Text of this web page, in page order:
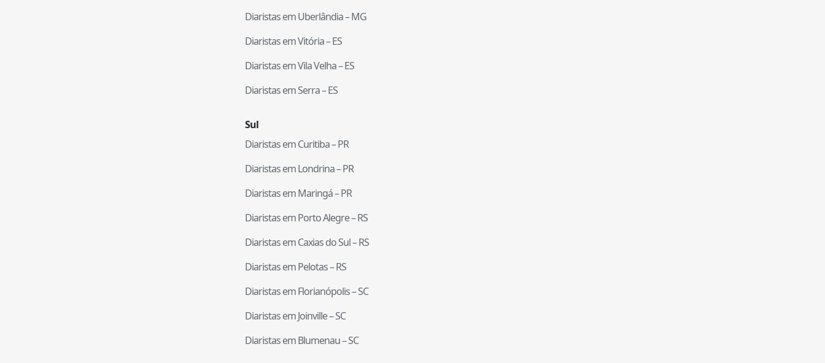
Diaristas emUberlândia–MG
Diaristas emVitória–ES
Diaristas emVila Velha–ES
Diaristas emSerra–ES
Sul
Diaristas emCuritiba–PR
Diaristas emLondrina–PR
Diaristas emMaringá–PR
Diaristas emPorto Alegre–RS
Diaristas emCaxias do Sul–RS
Diaristas emPelotas–RS
Diaristas emFlorianópolis–SC
Diaristas emJoinville–SC
Diaristas emBlumenau–SC